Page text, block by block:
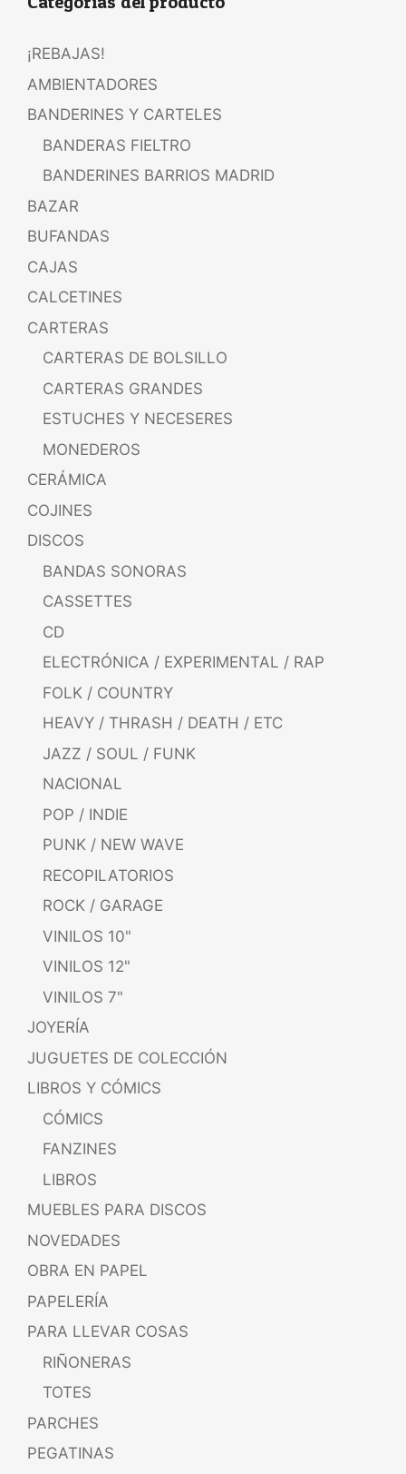
¡REBAJAS!
AMBIENTADORES
BANDERINES Y CARTELES
BANDERAS FIELTRO
BANDERINES BARRIOS MADRID
BAZAR
BUFANDAS
CAJAS
CALCETINES
CARTERAS
CARTERAS DE BOLSILLO
CARTERAS GRANDES
ESTUCHES Y NECESERES
MONEDEROS
CERÁMICA
COJINES
DISCOS
BANDAS SONORAS
CASSETTES
CD
ELECTRÓNICA / EXPERIMENTAL / RAP
FOLK / COUNTRY
HEAVY / THRASH / DEATH / ETC
JAZZ / SOUL / FUNK
NACIONAL
POP / INDIE
PUNK / NEW WAVE
RECOPILATORIOS
ROCK / GARAGE
VINILOS 10"
VINILOS 12"
VINILOS 7"
JOYERÍA
JUGUETES DE COLECCIÓN
LIBROS Y CÓMICS
CÓMICS
FANZINES
LIBROS
MUEBLES PARA DISCOS
NOVEDADES
OBRA EN PAPEL
PAPELERÍA
PARA LLEVAR COSAS
RIÑONERAS
TOTES
PARCHES
PEGATINAS